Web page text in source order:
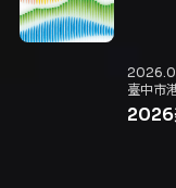
臺中市
2026